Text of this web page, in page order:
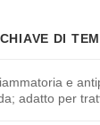
DI
e
adatto per